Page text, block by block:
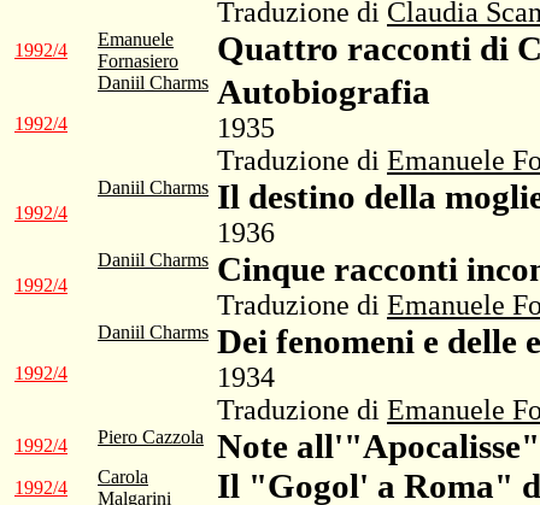
Traduzione di Claudia
1992/4
Emanuele
Fornasiero
Quattro racconti di
1992/4
Daniil Charms Autobiografia
1935
Traduzione di Emanuele
1992/4
Daniil Charms Il destino della
1936
1992/4
Daniil Charms Cinque racconti
Traduzione di Emanuele
1992/4
Daniil Charms Dei fenomeni e delle
1934
Traduzione di Emanuele
1992/4 Piero Cazzola Note
1992/4
Carola
Malgarini
Il "Gogol' a Roma"